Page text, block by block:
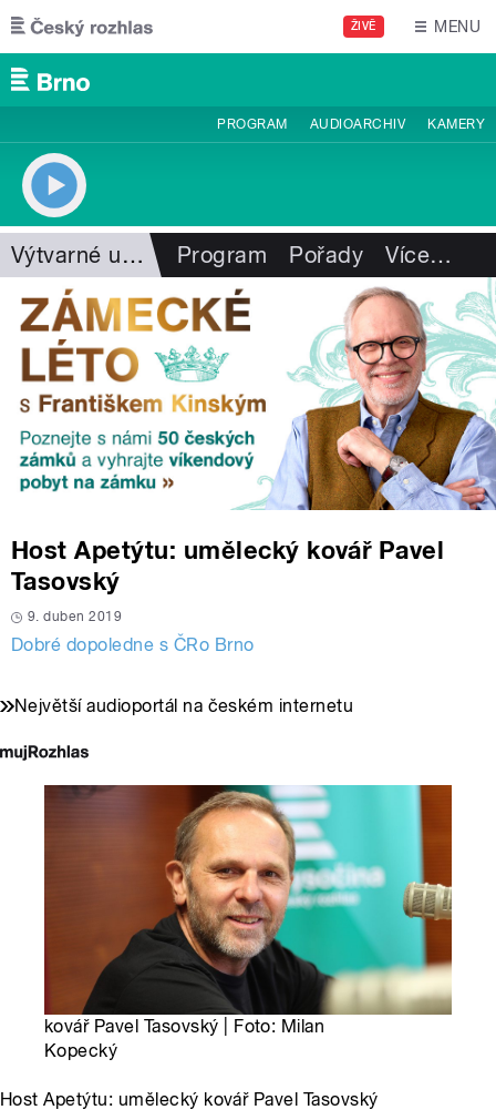
Přejít k hlavnímu obsahu
ŽIVĚ MENU
PROGRAM AUDIOARCHIV KAMERY
Výtvarné umění Program Pořady Více…
Host Apetýtu: umělecký kovář Pavel
Tasovský
9. duben 2019
Dobré dopoledne s ČRo Brno
Největší audioportál na českém internetu
kovář Pavel Tasovský | Foto: Milan
Kopecký
Host Apetýtu: umělecký kovář Pavel Tasovský